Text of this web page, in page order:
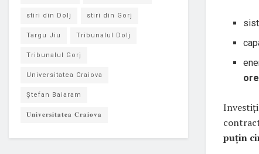
ore
puțin
stiri din Dolj stiri din Gorj
Targu Jiu Tribunalul Dolj
Tribunalul Gorj
Universitatea Craiova
Ștefan Baiaram
𝐔𝐧𝐢𝐯𝐞𝐫𝐬𝐢𝐭𝐚𝐭𝐞𝐚 𝐂𝐫𝐚𝐢𝐨𝐯𝐚